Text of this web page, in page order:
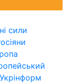
сили
Укрінформ